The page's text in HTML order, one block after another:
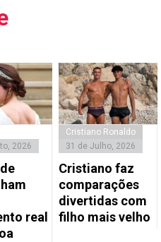
2026
real
Cristiano Ronaldo
31 de Julho, 2026
Cristiano faz
comparações
divertidas com
filho mais velho